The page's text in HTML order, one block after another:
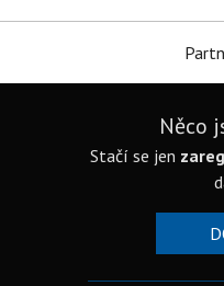
Něco
Stačí se jen